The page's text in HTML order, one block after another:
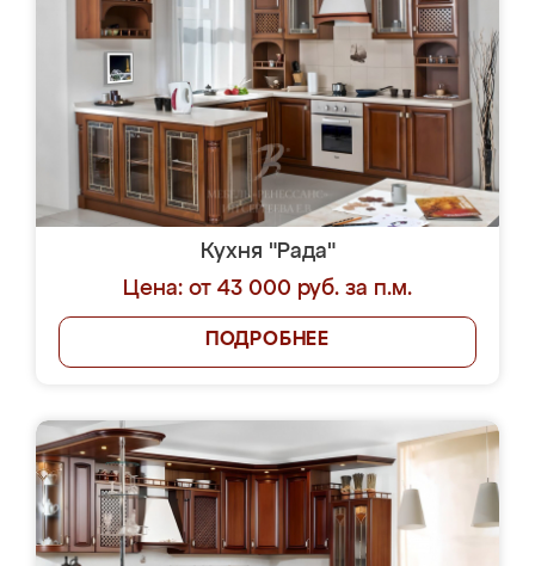
Кухня "Рада"
Цена: от 43 000 руб. за п.м.
ПОДРОБНЕЕ